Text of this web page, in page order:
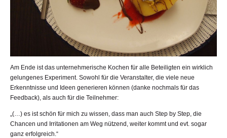
Am Ende ist das unternehmerische Kochen für alle Beteiligten ein wirklich
gelungenes Experiment. Sowohl für die Veranstalter, die viele neue
Erkenntnisse und Ideen generieren können (danke nochmals für das
Feedback), als auch für die Teilnehmer:
„(…) es ist schön für mich zu wissen, dass man auch Step by Step, die
Chancen und Irritationen am Weg nützend, weiter kommt und evt. sogar
ganz erfolgreich.“